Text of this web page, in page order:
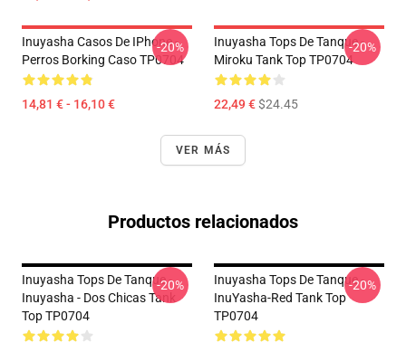
Inuyasha Casos De IPhone -
Perros Borking Caso TP0704
14,81 € - 16,10 €
-20%
Inuyasha Tops De Tanque -
Miroku Tank Top TP0704
22,49 €$24.45
-20%
VER MÁS
Productos relacionados
Inuyasha Tops De Tanque -
Inuyasha - Dos Chicas Tank
Top TP0704
-20%
Inuyasha Tops De Tanque -
InuYasha-Red Tank Top
TP0704
-20%